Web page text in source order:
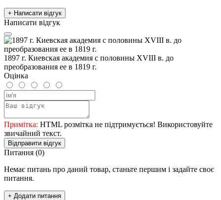
+ Написати відгук
Написати відгук
1897 г. Киевская академия с половины XVIII в. до
преобразования ее в 1819 г.
Оцінка
Примітка: HTML розмітка не підтримується! Використовуйте
звичайний текст.
Відправити відгук
Питання (0)
Немає питань про даний товар, станьте першим і задайте своє
питання.
+ Додати питання